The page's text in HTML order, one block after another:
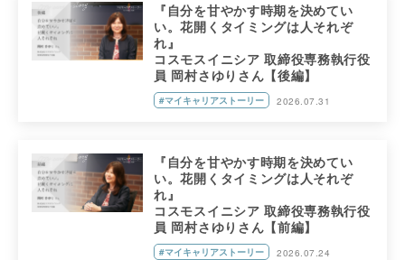
『自分を甘やかす時期を決めてい
い。花開くタイミングは人それぞ
れ』
コスモスイニシア 取締役専務執行役
員 岡村さゆりさん【後編】
#マイキャリアストーリー 2026.07.31
『自分を甘やかす時期を決めてい
い。花開くタイミングは人それぞ
れ』
コスモスイニシア 取締役専務執行役
員 岡村さゆりさん【前編】
#マイキャリアストーリー 2026.07.24